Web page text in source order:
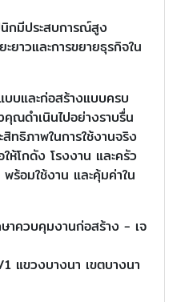
กมีประสบการณ์สูง
ะยาวและการขยายธุรกิจใน
บบและก่อสร้างแบบครบ
ณดำเนินไปอย่างราบรื่น
ทธิภาพในการใช้งานจริง
ให้โกดัง โรงงาน และครัว
ร้อมใช้งาน และคุ้มค่าใน
าควบคุมงานก่อสร้าง - เจ
แขวงบางนา เขตบางนา